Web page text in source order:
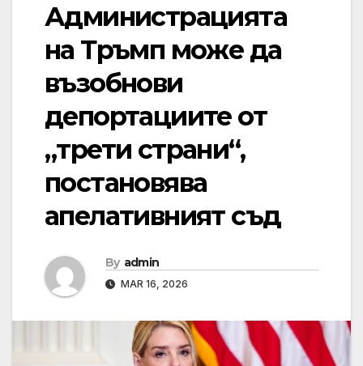
Администрацията
на Тръмп може да
възобнови
депортациите от
„трети страни“,
постановява
апелативният съд
By admin
MAR 16, 2026